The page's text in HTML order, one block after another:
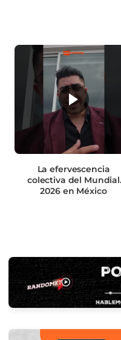
La efervescencia
colectiva del Mundial
2026 en México